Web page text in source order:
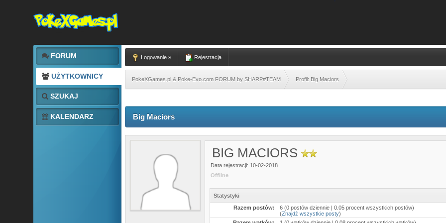
FORUM
UŻYTKOWNICY
SZUKAJ
KALENDARZ
Logowanie » Rejestracja
PokeXGames.pl & Poke-Evo.com FORUM by SHARP#TEAM Profil: Big Maciors
Big Maciors
BIG MACIORS
Data rejestracji: 10-02-2018
Offline
Statystyki
Razem postów:
6 (0 postów dziennie | 0.05 procent wszystkich postów)
(Znajdź wszystkie posty)